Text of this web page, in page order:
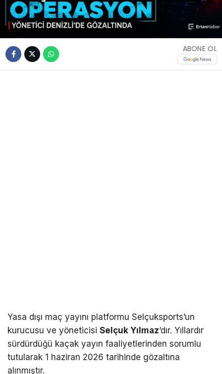
ABONE OL
Yasa dışı maç yayını platformu Selçuksports’un
kurucusu ve yöneticisi Selçuk Yılmaz‘dır. Yıllardır
sürdürdüğü kaçak yayın faaliyetlerinden sorumlu
tutularak 1 haziran 2026 tarihinde gözaltına
alınmıştır.